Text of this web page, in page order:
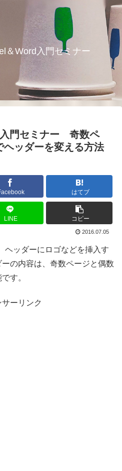
＆Word入門セミナー
門セミナー 奇数ペ
ヘッダーを変える方法
はてブ
LINE コピー
2016.07.05
ヘッダーにロゴなどを挿入す
の内容は、奇数ページと偶数
す。
サーリンク